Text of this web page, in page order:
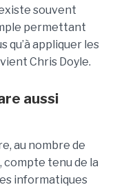
souvent
permettant
qu’à appliquer les
Chris Doyle.
aussi
au nombre de
tenu de la
informatiques